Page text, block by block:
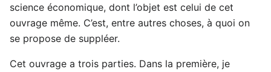
science économique, dont l’objet est celui de cet
ouvrage même. C’est, entre autres choses, à quoi on
se propose de suppléer.
Cet ouvrage a trois parties. Dans la première, je